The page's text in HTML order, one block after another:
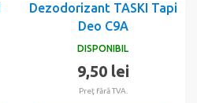
Dezodorizant TASKI Tapi
Deo C9A
DISPONIBIL
9,50 lei
Preţ fără TVA.